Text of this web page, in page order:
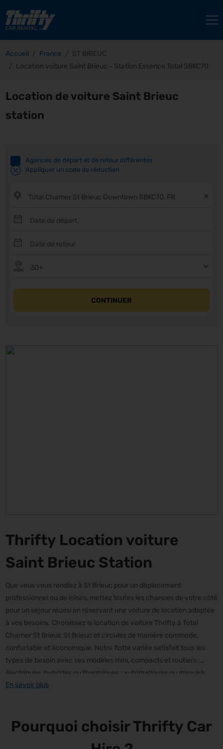
Accueil France
ST BRIEUC
Location voiture Saint Brieuc - Station Essence Total SBKC70
Location de voiture Saint Brieuc
station
Agences de départ et de retour différentes
Appliquer un code de réduction
CONTINUER
Thrifty Location voiture
Saint Brieuc Station
Que vous vous rendiez à St Brieuc pour un déplacement
professionnel ou de loisirs, mettez toutes les chances de votre côté
pour un séjour réussi en réservant une voiture de location adaptée
à vos besoins. Choisissez la location de voiture Thrifty à Total
Charner St Brieuc St Brieuc et circulez de manière commode,
confortable et économique. Notre flotte variée satisfait tous les
types de besoin avec ses modèles mini, compacts et routiers ;
électriques, hybrides ou thermiques ; automatiques ou manuels.
Grâce à une prise en charge et une restitution simples et pratiques
à tout instant.
En savoir plus
Pourquoi choisir Thrifty Car